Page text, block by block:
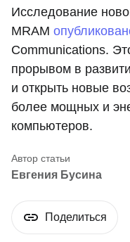
Исследование
MRAM
Communications.
прорывом в
и открыть новые
более мощных и
компьютеров.
Евгения Бусина
Поделиться